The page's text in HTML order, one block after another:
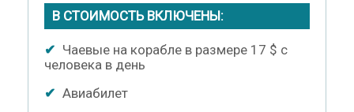
В СТОИМОСТЬ ВКЛЮЧЕНЫ:
✔ Чаевые на корабле в размере 17 $ с
человека в день
✔ Авиабилет